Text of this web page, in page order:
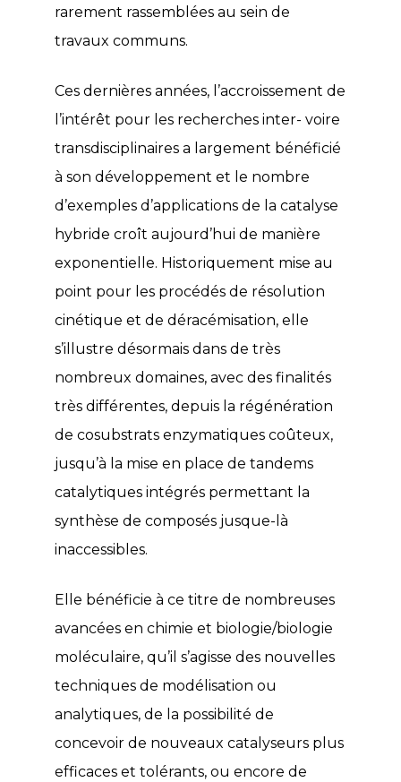
rarement rassemblées au sein de
travaux communs.
Ces dernières années, l’accroissement de
l’intérêt pour les recherches inter- voire
transdisciplinaires a largement bénéficié
à son développement et le nombre
d’exemples d’applications de la catalyse
hybride croît aujourd’hui de manière
exponentielle. Historiquement mise au
point pour les procédés de résolution
cinétique et de déracémisation, elle
s’illustre désormais dans de très
nombreux domaines, avec des finalités
très différentes, depuis la régénération
de cosubstrats enzymatiques coûteux,
jusqu’à la mise en place de tandems
catalytiques intégrés permettant la
synthèse de composés jusque-là
inaccessibles.
Elle bénéficie à ce titre de nombreuses
avancées en chimie et biologie/biologie
moléculaire, qu’il s’agisse des nouvelles
techniques de modélisation ou
analytiques, de la possibilité de
concevoir de nouveaux catalyseurs plus
efficaces et tolérants, ou encore de